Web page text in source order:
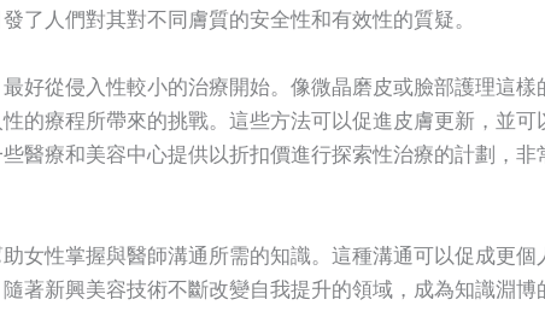
了人們對其對不同膚質的安全性和有效性的質疑。
好從侵入性較小的治療開始。像微晶磨皮或臉部護理這樣
的療程所帶來的挑戰。這些方法可以促進皮膚更新，並可
醫療和美容中心提供以折扣價進行探索性治療的計劃，非
女性掌握與醫師溝通所需的知識。這種溝通可以促成更個
著新興美容技術不斷改變自我提升的領域，成為知識淵博